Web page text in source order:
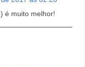
é muito melhor!